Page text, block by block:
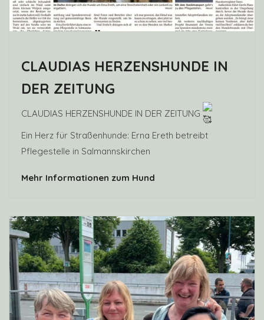
CLAUDIAS HERZENSHUNDE IN
DER ZEITUNG
CLAUDIAS HERZENSHUNDE IN DER ZEITUNG
Ein Herz für Straßenhunde: Erna Ereth betreibt
Pflegestelle in Salmannskirchen
Straßenhunde und betreibt eine Pflegestelle in
Um das Leben der bedauernswerten Straßenhunde in
Südeuropa zu verbessern, sind viele Unterstützer
nötig, vor Ort wie auch in Deutschland. Eine davon ist
Erna Ereth aus Salmannskirchen, die sich mit dem
Verein Claudias Herzenshunde e.V. für Straßenhunde
in Rumänien einsetzt.
Ein Herz für Hunde hat die 63-Jährige schon seit ihrer
Mehr Informationen zum Hund